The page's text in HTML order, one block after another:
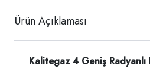
Ürün Açıklaması
Kalitegaz 4 Geniş